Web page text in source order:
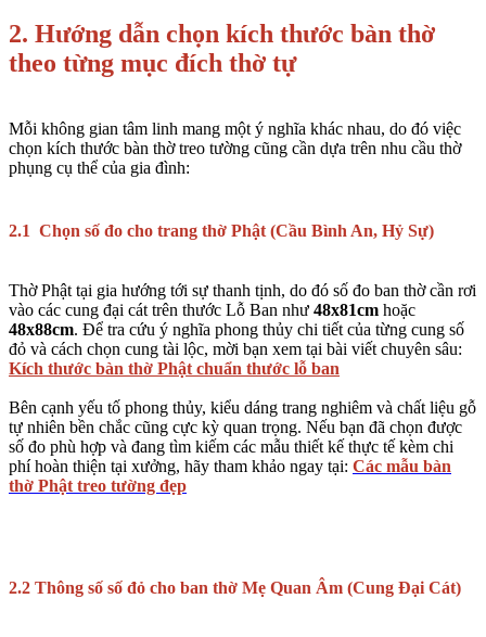
2. Hướng dẫn chọn kích thước bàn thờ
theo từng mục đích thờ tự
Mỗi không gian tâm linh mang một ý nghĩa khác nhau, do đó việc
chọn kích thước bàn thờ treo tường cũng cần dựa trên nhu cầu thờ
phụng cụ thể của gia đình:
2.1 Chọn số đo cho trang thờ Phật (Cầu Bình An, Hỷ Sự)
Thờ Phật tại gia hướng tới sự thanh tịnh, do đó số đo ban thờ cần rơi
vào các cung đại cát trên thước Lỗ Ban như 48x81cm hoặc
48x88cm. Để tra cứu ý nghĩa phong thủy chi tiết của từng cung số
đỏ và cách chọn cung tài lộc, mời bạn xem tại bài viết chuyên sâu:
Kích thước bàn thờ Phật chuẩn thước lỗ ban
Bên cạnh yếu tố phong thủy, kiểu dáng trang nghiêm và chất liệu gỗ
tự nhiên bền chắc cũng cực kỳ quan trọng. Nếu bạn đã chọn được
số đo phù hợp và đang tìm kiếm các mẫu thiết kế thực tế kèm chi
phí hoàn thiện tại xưởng, hãy tham khảo ngay tại: Các mẫu bàn
thờ Phật treo tường đẹp
2.2 Thông số số đỏ cho ban thờ Mẹ Quan Âm (Cung Đại Cát)